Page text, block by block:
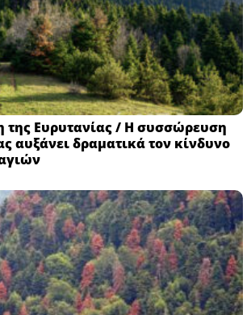
της Ευρυτανίας / Η συσσώρευση
αυξάνει δραματικά τον κίνδυνο